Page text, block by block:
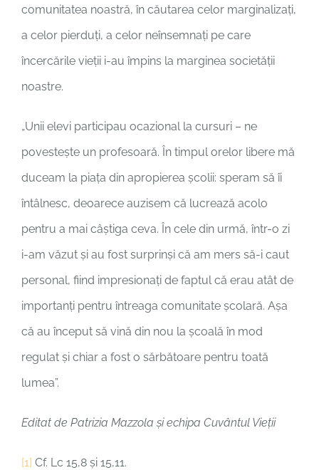
comunitatea noastră, în căutarea celor marginalizați,
a celor pierduți, a celor neînsemnați pe care
încercările vieții i-au împins la marginea societății
noastre.
„Unii elevi participau ocazional la cursuri – ne
povestește un profesoară. În timpul orelor libere mă
duceam la piața din apropierea școlii: speram să îi
întâlnesc, deoarece auzisem că lucrează acolo
pentru a mai câștiga ceva. În cele din urmă, într-o zi
i-am văzut și au fost surprinși că am mers să-i caut
personal, fiind impresionați de faptul că erau atât de
importanți pentru întreaga comunitate școlară. Așa
că au început să vină din nou la școală în mod
regulat și chiar a fost o sărbătoare pentru toată
lumea”.
Editat de Patrizia Mazzola și echipa Cuvântul Vieții
[1] Cf. Lc 15,8 și 15,11.